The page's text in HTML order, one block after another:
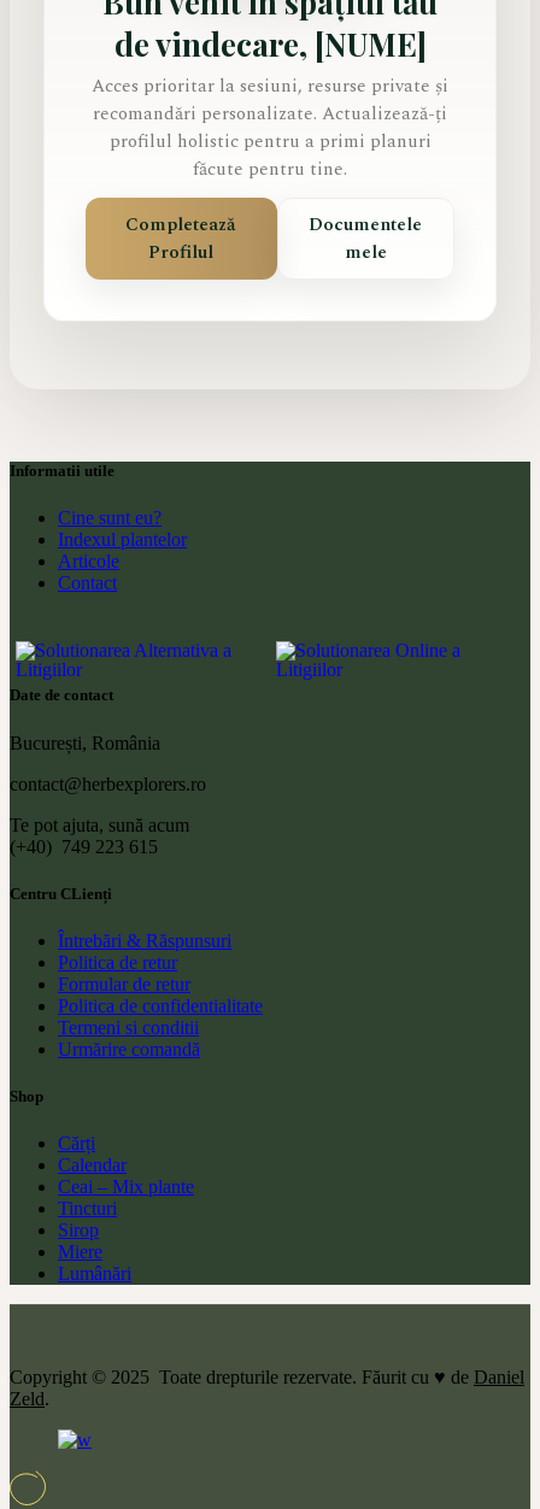
de vindecare, [NUME]
Acces prioritar la sesiuni, resurse private și
recomandări personalizate. Actualizează-ți
profilul holistic pentru a primi planuri
făcute pentru tine.
Completează
Profilul
Documentele
mele
Informatii utile
Cine sunt eu?
Indexul plantelor
Articole
Contact
Date de contact
București, România
contact@herbexplorers.ro
Te pot ajuta, sună acum
(+40) 749 223 615
Centru CLienți
Întrebări & Răspunsuri
Politica de retur
Formular de retur
Politica de confidentialitate
Termeni si conditii
Urmărire comandă
Shop
Cărți
Calendar
Ceai – Mix plante
Tincturi
Sirop
Miere
Lumânări
Copyright © 2025 Toate drepturile rezervate. Făurit cu ♥ de Daniel
Zeld.